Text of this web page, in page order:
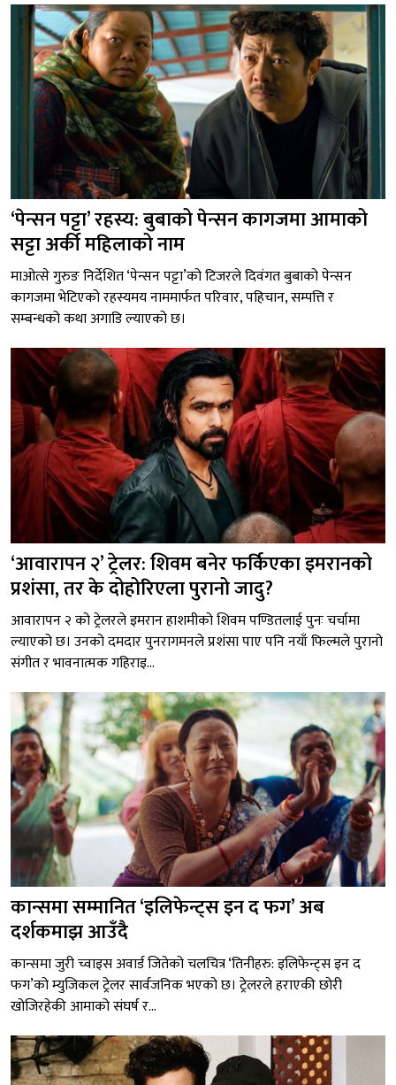
‘पेन्सन पट्टा’ रहस्य: बुबाको पेन्सन कागजमा आमाको
सट्टा अर्की महिलाको नाम
माओत्से गुरुङ निर्देशित ‘पेन्सन पट्टा’को टिजरले दिवंगत बुबाको पेन्सन
कागजमा भेटिएको रहस्यमय नाममार्फत परिवार, पहिचान, सम्पत्ति र
सम्बन्धको कथा अगाडि ल्याएको छ।
‘आवारापन २’ ट्रेलर: शिवम बनेर फर्किएका इमरानको
प्रशंसा, तर के दोहोरिएला पुरानो जादु?
आवारापन २ को ट्रेलरले इमरान हाशमीको शिवम पण्डितलाई पुनः चर्चामा
ल्याएको छ। उनको दमदार पुनरागमनले प्रशंसा पाए पनि नयाँ फिल्मले पुरानो
संगीत र भावनात्मक गहिराइ...
कान्समा सम्मानित ‘इलिफेन्ट्स इन द फग’ अब
दर्शकमाझ आउँदै
कान्समा जुरी च्वाइस अवार्ड जितेको चलचित्र ‘तिनीहरु: इलिफेन्ट्स इन द
फग’को म्युजिकल ट्रेलर सार्वजनिक भएको छ। ट्रेलरले हराएकी छोरी
खोजिरहेकी आमाको संघर्ष र...